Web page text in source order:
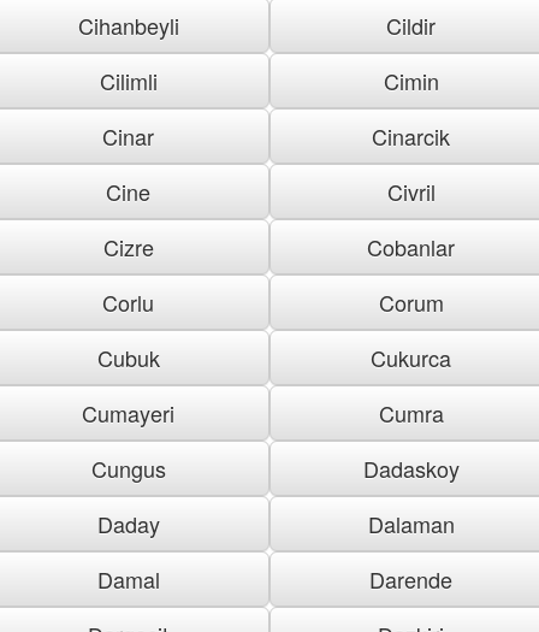
Cihanbeyli
Cildir
Cilimli
Cimin
Cinar
Cinarcik
Cine
Civril
Cizre
Cobanlar
Corlu
Corum
Cubuk
Cukurca
Cumayeri
Cumra
Cungus
Dadaskoy
Daday
Dalaman
Damal
Darende